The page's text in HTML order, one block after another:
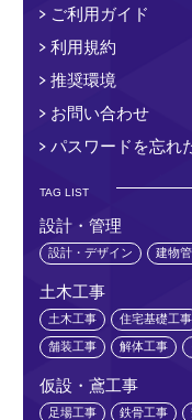
ご利用ガイド
利用規約
推奨環境
お問い合わせ
パスワードを忘れ
TAG LIST
設計・管理
設計・デザイン 建物
土木工事
土木工事 住宅基礎工事
舗装工事 解体工事
仮設・鳶工事
足場工事 鉄骨工事